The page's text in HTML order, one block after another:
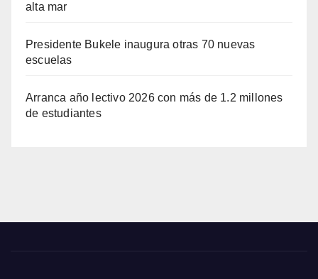
alta mar
Presidente Bukele inaugura otras 70 nuevas
escuelas
Arranca año lectivo 2026 con más de 1.2 millones
de estudiantes